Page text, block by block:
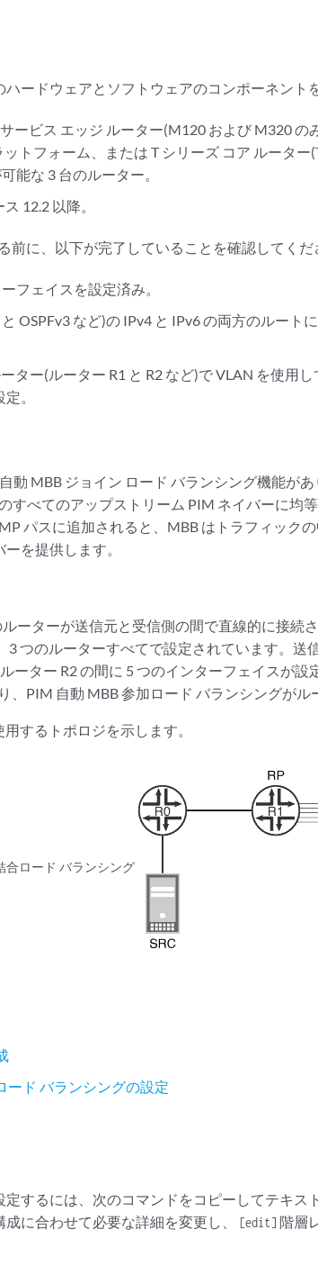
ハードウェアとソフトウェアのコンポーネント
ービス エッジ ルーター(M120 および M320 の
トフォーム、または T シリーズ コア ルータ
能な 3 台のルーター。
12.2 以降。
前に、以下が完了していることを確認してくだ
フェイスを設定済み。
OSPFv3 など)の IPv4 と IPv6 の両方のルート
ター(ルーター R1 と R2 など)で VLAN を使用
。
動 MBB ジョイン ロード バランシング機能が
すべてのアップストリーム PIM ネイバーに均
パスに追加されると、MBB はトラフィック
を提供します。
ーターが送信元と受信側の間で直線的に接続
3 つのルーターすべてで設定されています。送
ーター R2 の間に 5 つのインターフェイスが
、PIM 自動 MBB 参加ロード バランシングがル
するトポロジを示します。
合ロード バランシング
ード バランシングの設定
定するには、次のコマンドをコピーしてテキス
に合わせて必要な詳細を変更し、
[edit] 階層